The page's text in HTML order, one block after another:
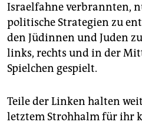
Is­ra­el­fahne verbrannten,
politische Strategien zu
den Jüdinnen und Juden
links, rechts und in der
Spielchen gespielt.
Teile der Linken halten
letztem Strohhalm für ihr